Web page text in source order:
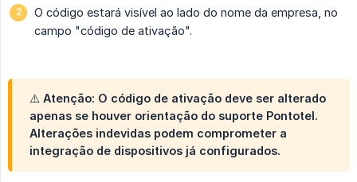
O código estará visível ao lado do nome da empresa, no
campo "código de ativação".
⚠️ Atenção: O código de ativação deve ser alterado
apenas se houver orientação do suporte Pontotel.
Alterações indevidas podem comprometer a
integração de dispositivos já configurados.